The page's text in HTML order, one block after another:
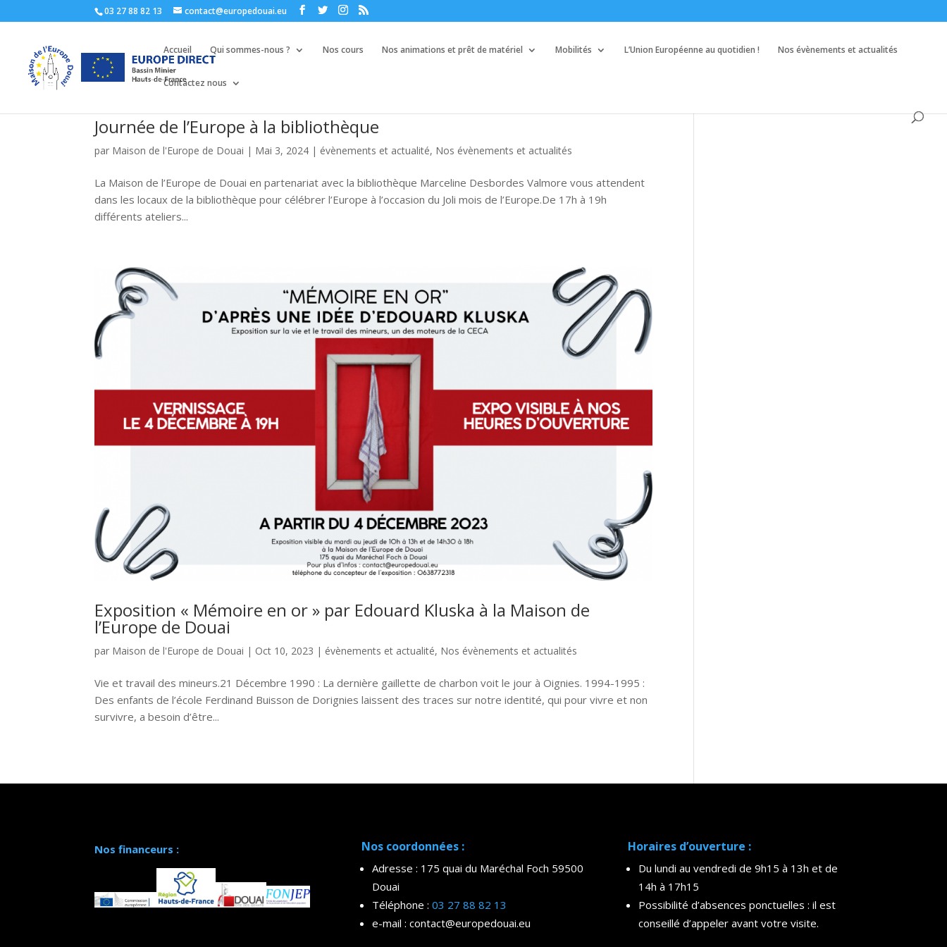
03 27 88 82 13 contact@europedouai.eu
Accueil Qui sommes-nous ? Nos cours Nos animations et prêt de matériel Mobilités L’Union Européenne au quotidien ! Nos évènements et actualités
Contactez nous
Journée de l’Europe à la bibliothèque
par Maison de l'Europe de Douai | Mai 3, 2024 | évènements et actualité, Nos évènements et actualités
La Maison de l’Europe de Douai en partenariat avec la bibliothèque Marceline Desbordes Valmore vous attendent
dans les locaux de la bibliothèque pour célébrer l’Europe à l’occasion du Joli mois de l’Europe.De 17h à 19h
différents ateliers...
Exposition « Mémoire en or » par Edouard Kluska à la Maison de
l’Europe de Douai
par Maison de l'Europe de Douai | Oct 10, 2023 | évènements et actualité, Nos évènements et actualités
Vie et travail des mineurs.21 Décembre 1990 : La dernière gaillette de charbon voit le jour à Oignies. 1994-1995 :
Des enfants de l’école Ferdinand Buisson de Dorignies laissent des traces sur notre identité, qui pour vivre et non
survivre, a besoin d’être...
Nos financeurs : Nos coordonnées :
Adresse : 175 quai du Maréchal Foch 59500
Douai
Téléphone : 03 27 88 82 13
e-mail : contact@europedouai.eu
Horaires d’ouverture :
Du lundi au vendredi de 9h15 à 13h et de
14h à 17h15
Possibilité d’absences ponctuelles : il est
conseillé d’appeler avant votre visite.